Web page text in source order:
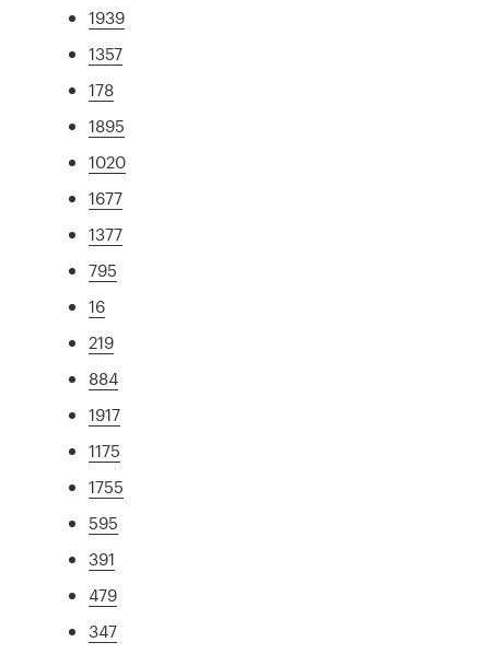
1939
1357
178
1895
1020
1677
1377
795
16
219
884
1917
1175
1755
595
391
479
347